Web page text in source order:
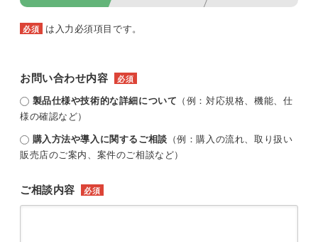
必須 は入力必須項目です。
お問い合わせ内容 必須
製品仕様や技術的な詳細について （例：対応規格、機能、仕
様の確認など）
購入方法や導入に関するご相談 （例：購入の流れ、取り扱い
販売店のご案内、案件のご相談など）
ご相談内容 必須